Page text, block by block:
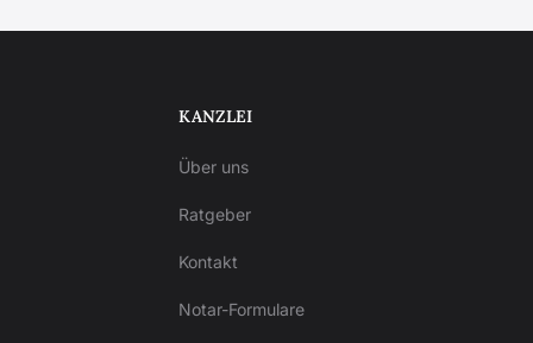
KANZLEI
Über uns
Ratgeber
Kontakt
Notar-Formulare